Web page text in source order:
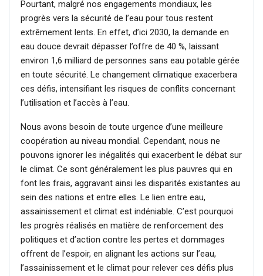
Pourtant, malgré nos engagements mondiaux, les
progrès vers la sécurité de l’eau pour tous restent
extrêmement lents. En effet, d’ici 2030, la demande en
eau douce devrait dépasser l’offre de 40 %, laissant
environ 1,6 milliard de personnes sans eau potable gérée
en toute sécurité. Le changement climatique exacerbera
ces défis, intensifiant les risques de conflits concernant
l’utilisation et l’accès à l’eau.
Nous avons besoin de toute urgence d’une meilleure
coopération au niveau mondial. Cependant, nous ne
pouvons ignorer les inégalités qui exacerbent le débat sur
le climat. Ce sont généralement les plus pauvres qui en
font les frais, aggravant ainsi les disparités existantes au
sein des nations et entre elles. Le lien entre eau,
assainissement et climat est indéniable. C’est pourquoi
les progrès réalisés en matière de renforcement des
politiques et d’action contre les pertes et dommages
offrent de l’espoir, en alignant les actions sur l’eau,
l’assainissement et le climat pour relever ces défis plus